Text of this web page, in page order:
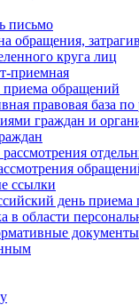
письмо
обращения,
круга лиц
приемная
обращений
правовая база по
граждан и
ссылки
день приема
в области